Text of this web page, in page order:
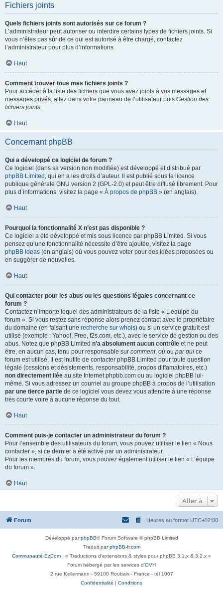
Fichiers joints
Quels fichiers joints sont autorisés sur ce forum ?
L’administrateur peut autoriser ou interdire certains types de fichiers joints. Si
vous n’êtes pas sûr de ce qui est autorisé à être chargé, contactez
l’administrateur pour plus d’informations.
Haut
Comment trouver tous mes fichiers joints ?
Pour accéder à la liste des fichiers que vous avez joints à vos messages et
messages privés, allez dans votre panneau de l’utilisateur puis Gestion des
fichiers joints.
Haut
Concernant phpBB
Qui a développé ce logiciel de forum ?
Ce logiciel (dans sa version non modifiée) est développé et distribué par
phpBB Limited , qui en a les droits d’auteur. Il est publié sous la licence
publique générale GNU version 2 (GPL-2.0) et peut être diffusé librement. Pour
plus d’informations, visitez la page « À propos de phpBB » (en anglais).
Haut
Pourquoi la fonctionnalité X n’est pas disponible ?
Ce logiciel a été développé et mis sous licence par phpBB Limited. Si vous
pensez qu’une fonctionnalité nécessite d’être ajoutée, visitez la page
phpBB Ideas (en anglais) où vous pouvez voter pour des idées proposées ou
en suggérer de nouvelles.
Haut
Qui contacter pour les abus ou les questions légales concernant ce
forum ?
Contactez n’importe lequel des administrateurs de la liste « L’équipe du
forum ». Si vous restez sans réponse alors prenez contact avec le propriétaire
du domaine (en faisant une recherche sur whois) ou si un service gratuit est
utilisé (exemple : Yahoo!, Free, f2s.com, etc.), avec le service de gestion ou des
abus. Notez que phpBB Limited n’a absolument aucun contrôle et ne peut
être, en aucun cas, tenu pour responsable sur comment, où ou par qui ce
forum est utilisé. Il est inutile de contacter phpBB Limited pour toute question
légale (cessions et désistements, responsabilité, propos diffamatoires, etc.)
non directement liée au site Internet phpbb.com ou au logiciel phpBB lui-
même. Si vous adressez un courriel au groupe phpBB à propos de l’utilisation
par une tierce partie de ce logiciel vous devez vous attendre à une réponse
très courte voire à aucune réponse du tout.
Haut
Comment puis-je contacter un administrateur du forum ?
Pour l’ensemble des utilisateurs du forum, vous pouvez utiliser le lien « Nous
contacter », si ce dernier a été activé par un administrateur.
Pour les membres du forum, vous pouvez également utiliser le lien « L’équipe
du forum ».
Haut
Aller à
Forum Heures au format UTC+02:00
Développé parphpBB® Forum Software © phpBB Limited
Traduit parphpBB-fr.com
Communauté EzCom : « Traductions d'extensions & styles pour phpBB 3.1.x & 3.2.x »
Forum hébergé par les services d’OVH
2 rue Kellermann - 59100 Roubaix - France - tél 1007
Confidentialité | Conditions